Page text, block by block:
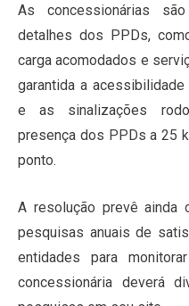
As concessionárias
detalhes dos PPDs,
carga acomodados e
garantida a
e as sinalizações
presença dos PPDs a 25
ponto.
A resolução prevê ainda
pesquisas anuais de
entidades para
concessionária deverá